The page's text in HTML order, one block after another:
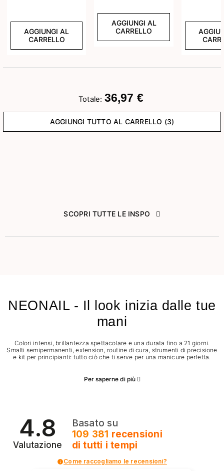
AGGIUNGI AL
CARRELLO
AGGIUNGI AL
CARRELLO
Totale: 36,97 €
AGGIUNGI TUTTO AL CARRELLO (3)
SCOPRI TUTTE LE INSPO
NEONAIL - Il look inizia dalle tue
mani
Colori intensi, brillantezza spettacolare e una durata fino a 21 giorni.
Smalti semipermanenti, extension, routine di cura, strumenti di precisione
e kit per principianti: tutto ciò che ti serve per una manicure perfetta.
Per saperne di più
4.8
Valutazione
Basato su
109 381 recensioni
di tutti i tempi
Come raccogliamo le recensioni?